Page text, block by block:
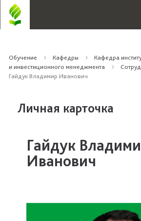
Обучение Кафедры
Кафедра
и инвестиционного менеджмента
Гайдук Владимир Иванович
Личная карточка
Гайдук
Иванович